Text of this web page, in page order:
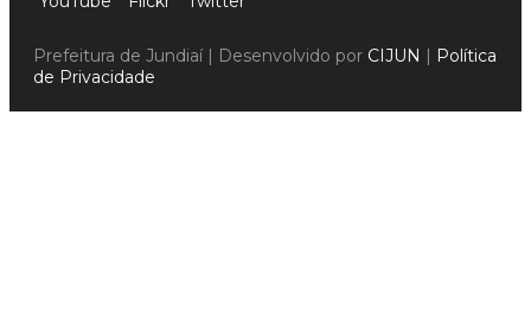
Prefeitura de Jundiaí | Desenvolvido por CIJUN | Política
de Privacidade